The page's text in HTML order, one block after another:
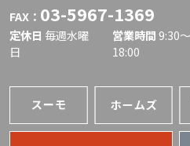
FAX： 03-5967-1369
定休日 毎週水曜
日
営業時間 9:30
18:00